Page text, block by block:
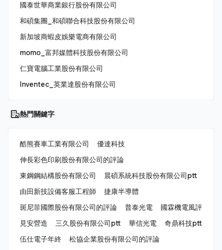
國泰世華商業銀行股份有限公司
和碩集團_和碩聯合科技股份有限公司
新加坡商蝦皮娛樂電商有限公司
momo_富邦媒體科技股份有限公司
仁寶電腦工業股份有限公司
Inventec_英業達股份有限公司
熱門關鍵字
酷熊賽車工業有限公司
優達科技
伸長彩色印刷股份有限公司的評論
東鋼鋼結構股份有限公司
晨碩系統科技股份有限公司ptt
由田新技設備客服工程師
捷康半導體
斑尼菲國際股份有限公司的評論
普泰光電
國霖機電風評
見安營造
三久股份有限公司ptt 華信光電
奇鼎科技ptt
伍仕電子年終
松協企業股份有限公司的評論